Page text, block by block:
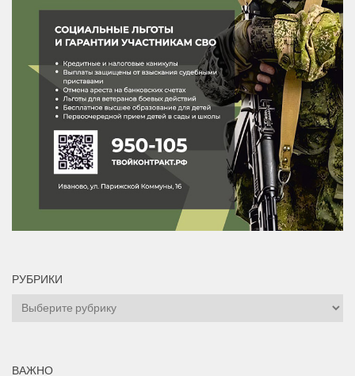
РУБРИКИ
Рубрики
ВАЖНО